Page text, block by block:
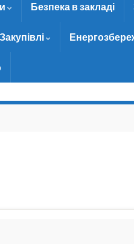
Безпека в закладі
Закупівлі